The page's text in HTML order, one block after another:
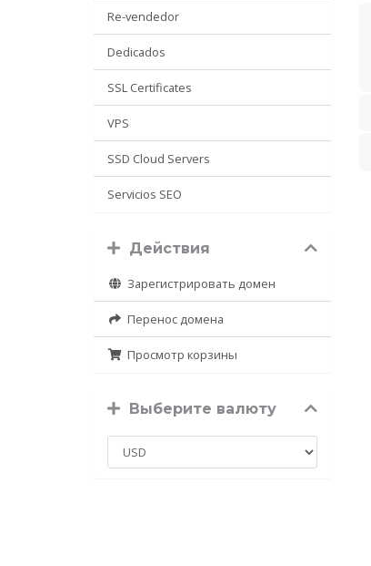
Re-vendedor
Dedicados
SSL Certificates
VPS
SSD Cloud Servers
Servicios SEO
Действия
Зарегистрировать домен
Перенос домена
Просмотр корзины
Выберите валюту